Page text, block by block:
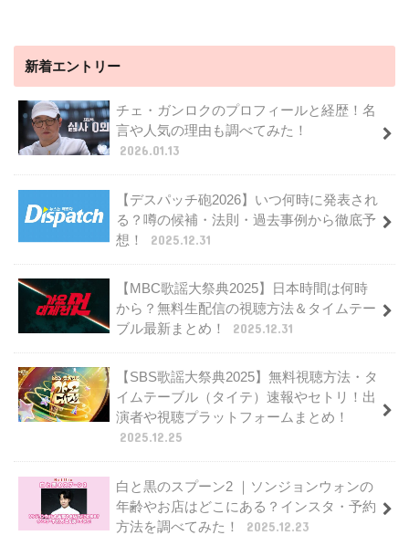
新着エントリー
チェ・ガンロクのプロフィールと経歴！名
言や人気の理由も調べてみた！
2026.01.13
【デスパッチ砲2026】いつ何時に発表され
る？噂の候補・法則・過去事例から徹底予
想！
2025.12.31
【MBC歌謡大祭典2025】日本時間は何時
から？無料生配信の視聴方法＆タイムテー
ブル最新まとめ！
2025.12.31
【SBS歌謡大祭典2025】無料視聴方法・タ
イムテーブル（タイテ）速報やセトリ！出
演者や視聴プラットフォームまとめ！
2025.12.25
白と黒のスプーン2 ｜ソンジョンウォンの
年齢やお店はどこにある？インスタ・予約
方法を調べてみた！
2025.12.23